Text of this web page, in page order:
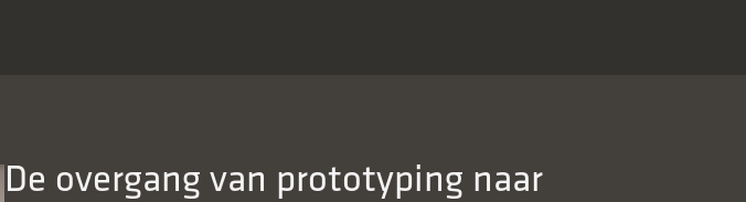
De overgang van prototyping naar